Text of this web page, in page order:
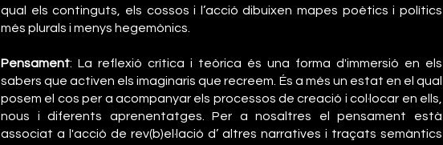
qual els continguts, els cossos i l’acció dibuixen mapes poètics i polítics
més plurals i menys hegemònics.
Pensament: La reflexió crítica i teòrica és una forma d'immersió en els
sabers que activen els imaginaris que recreem. És a més un estat en el qual
posem el cos per a acompanyar els processos de creació i col·locar en ells,
nous i diferents aprenentatges. Per a nosaltres el pensament està
associat a l'acció de rev(b)el·lació d’ altres narratives i traçats semàntics